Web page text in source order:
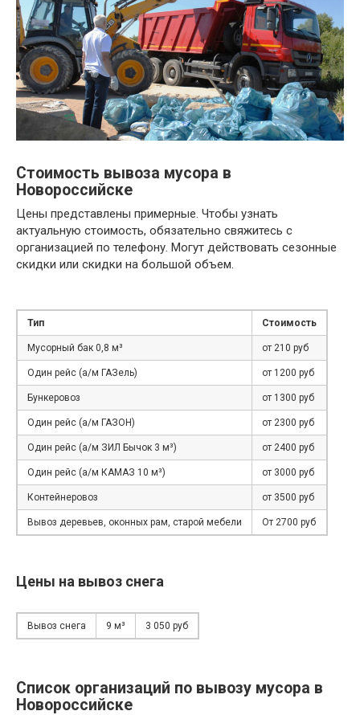
Стоимость вывоза мусора в
Новороссийске
Цены представлены примерные. Чтобы узнать
актуальную стоимость, обязательно свяжитесь с
организацией по телефону. Могут действовать сезонные
скидки или скидки на большой объем.
Тип Стоимость
Мусорный бак 0,8 м³ от 210 руб
Один рейс (а/м ГАЗель) от 1200 руб
Бункеровоз от 1300 руб
Один рейс (а/м ГАЗОН) от 2300 руб
Один рейс (а/м ЗИЛ Бычок 3 м³) от 2400 руб
Один рейс (а/м КАМАЗ 10 м³) от 3000 руб
Контейнеровоз от 3500 руб
Вывоз деревьев, оконных рам, старой мебели От 2700 руб
Цены на вывоз снега
Вывоз снега 9 м³ 3 050 руб
Список организаций по вывозу мусора в
Новороссийске